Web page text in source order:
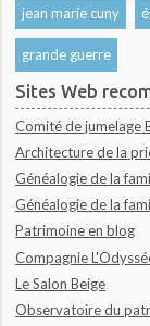
jean marie cuny
grande guerre
Sites Web
Comité de jumelage
Architecture de la
Généalogie de la
Généalogie de la
Patrimoine en blog
Compagnie
Le Salon Beige
Observatoire du